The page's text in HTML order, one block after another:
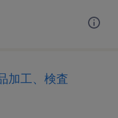
加工、検査